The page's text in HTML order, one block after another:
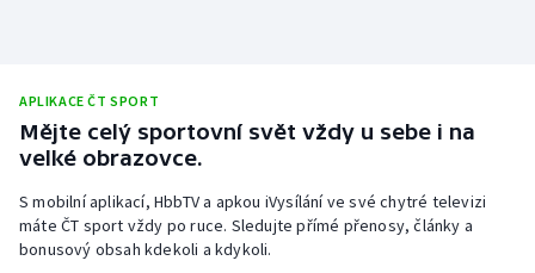
APLIKACE ČT SPORT
Mějte celý sportovní svět vždy u sebe i na
velké obrazovce.
S mobilní aplikací, HbbTV a apkou iVysílání ve své chytré televizi
máte ČT sport vždy po ruce. Sledujte přímé přenosy, články a
bonusový obsah kdekoli a kdykoli.